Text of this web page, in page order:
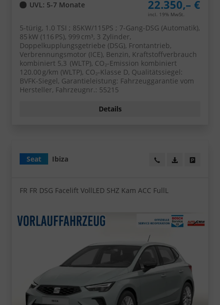
UVL: 5-7 Monate 22.350,– €
incl. 19% MwSt.
5-türig, 1.0 TSI ; 85KW/115PS ; 7-Gang-DSG (Automatik),
85 kW (116 PS), 999 cm³, 3 Zylinder,
Doppelkupplungsgetriebe (DSG), Frontantrieb,
Verbrennungsmotor (ICE), Benzin, Kraftstoffverbrauch
kombiniert 5,3 (WLTP), CO₂-Emission kombiniert
120.00 g/km (WLTP), CO₂-Klasse D, Qualitätssiegel:
BVFK-Siegel, Garantieleistung: Fahrzeuggarantie vom
Hersteller, Fahrzeugnr.: 55215
Details
Seat Ibiza Wir rufen Sie an!
PDF-Datei,
FR FR DSG Facelift VollLED SHZ Kam ACC FullL